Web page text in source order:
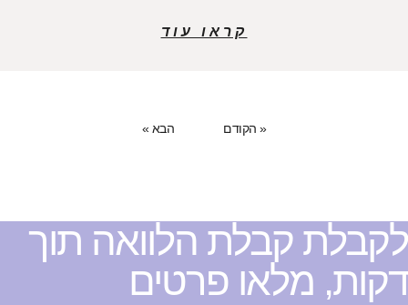
קראו עוד
« הקודם הבא »
קבלת הלוואה תוך
מלאו פרטים